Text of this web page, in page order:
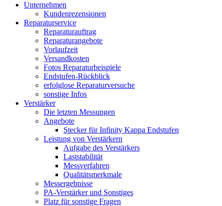
Unternehmen
Kundenrezensionen
Reparaturservice
Reparaturauftrag
Reparaturangebote
Vorlaufzeit
Versandkosten
Fotos Reparaturbeispiele
Endstufen-Rückblick
erfolglose Reparaturversuche
sonstige Infos
Verstärker
Die letzten Messungen
Angebote
Stecker für Infinity Kappa Endstufen
Leistung von Verstärkern
Aufgabe des Verstärkers
Laststabilität
Messverfahren
Qualitätsmerkmale
Messergebnisse
PA-Verstärker und Sonstiges
Platz für sonstige Fragen